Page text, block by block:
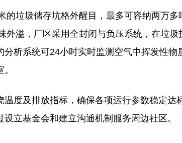
的垃圾储存坑格外醒目，最多可容纳两万
溢，厂区采用全封闭与负压系统，在垃圾
析系统可24小时实时监测空气中挥发性
度及排放指标，确保各项运行参数稳定达
立基金会和建立沟通机制服务周边社区。